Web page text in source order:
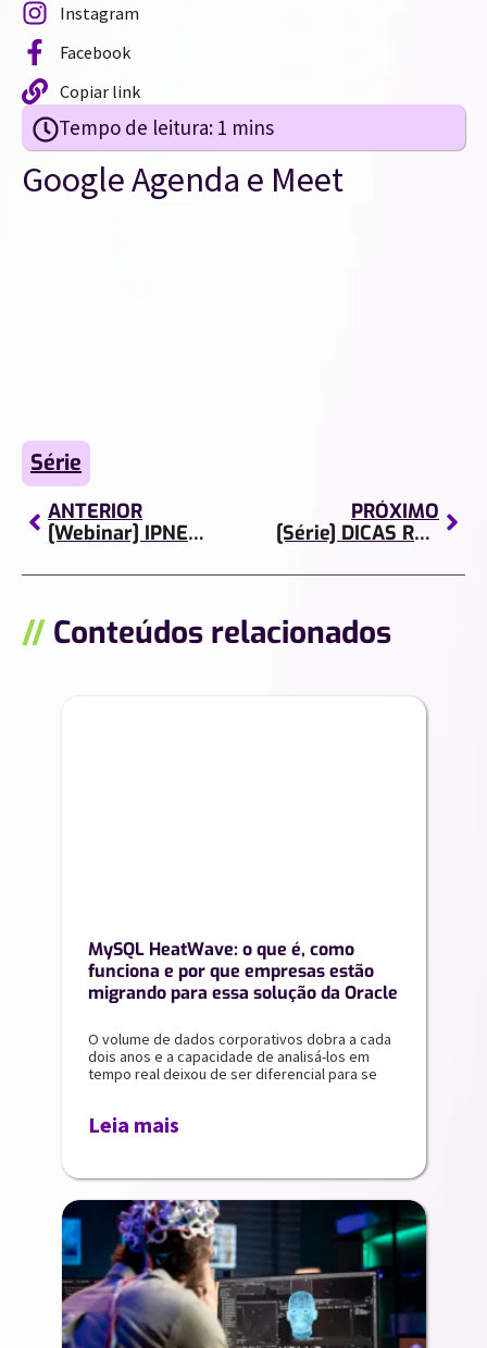
Instagram
Facebook
Copiar link
Google Agenda e Meet
Série
ANTERIOR
[Webinar] IPNET convida | Lições aprendidas para o novo normal
PRÓXIMO
[Série] DICAS RÁPIDAS | Episódio 9
// Conteúdos relacionados
MySQL HeatWave: o que é, como
funciona e por que empresas estão
migrando para essa solução da Oracle
O volume de dados corporativos dobra a cada
dois anos e a capacidade de analisá-los em
tempo real deixou de ser diferencial para se
Leia mais